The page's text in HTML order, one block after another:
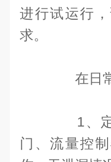
进行试运行
求。
在日常
1、定
门、流量控